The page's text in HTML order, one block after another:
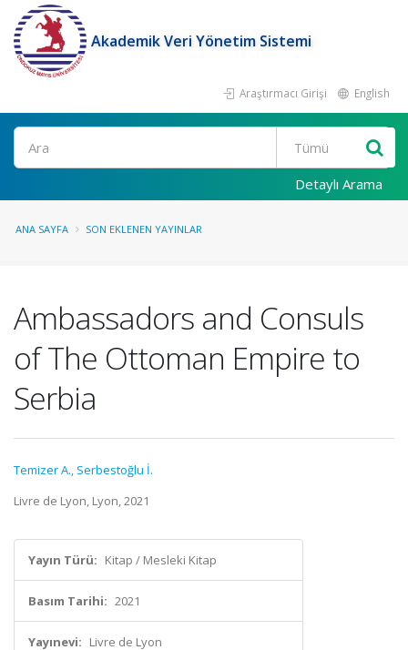
Akademik Veri Yönetim Sistemi
Araştırmacı Girişi English
Ara
Detaylı Arama
ANA SAYFA SON EKLENEN YAYINLAR
Ambassadors and Consuls
of The Ottoman Empire to
Serbia
Temizer A., Serbestoğlu İ.
Livre de Lyon, Lyon, 2021
Yayın Türü: Kitap / Mesleki Kitap
Basım Tarihi: 2021
Yayınevi: Livre de Lyon